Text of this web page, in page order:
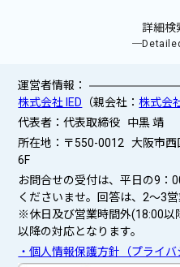
詳細検
運営者情報：
株式会社 IED （親会社：株式会
代表者：代表取締役 中黒 靖
所在地：〒550-0012 大阪市西
6F
お問合せの受付は、平日の9：
くださいませ。回答は、2〜3
※休日及び営業時間外(18:00以
以降の対応となります。
・個人情報保護方針（プライバ